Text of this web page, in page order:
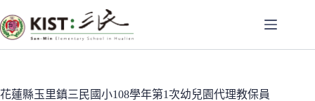
至
主
容
花蓮縣玉里鎮三民國小108學年第1次幼兒園代理教保員